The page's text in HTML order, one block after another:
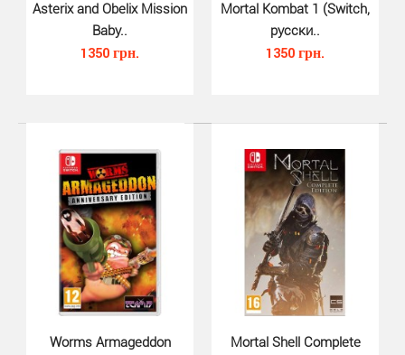
Серия файтингов Stret Fighter отмечает 30-летний
Asterix and Obelix Mission
Baby..
1350 грн.
Mortal Kombat 1 (Switch,
русски..
1350 грн.
Worms Armageddon
Mortal Shell Complete